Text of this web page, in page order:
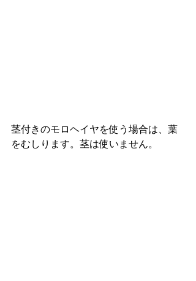
茎付きのモロヘイヤを使う場合は、葉
をむしります。茎は使いません。